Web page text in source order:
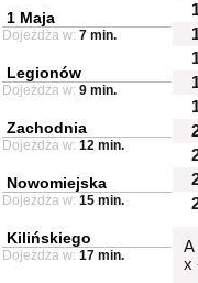
A
x
1 Maja
Dojeżdża w: 7 min.
Legionów
Dojeżdża w: 9 min.
Zachodnia
Dojeżdża w: 12 min.
Nowomiejska
Dojeżdża w: 15 min.
Kilińskiego
Dojeżdża w: 17 min.